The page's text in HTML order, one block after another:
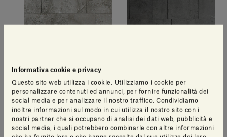
Informativa cookie e privacy
Questo sito web utilizza i cookie. Utilizziamo i cookie per
personalizzare contenuti ed annunci, per fornire funzionalità dei
social media e per analizzare il nostro traffico. Condividiamo
inoltre informazioni sul modo in cui utilizza il nostro sito con i
nostri partner che si occupano di analisi dei dati web, pubblicità e
social media, i quali potrebbero combinarle con altre informazioni
Gris du Marais® Pietra d'Avola
Altre finiture disponibili